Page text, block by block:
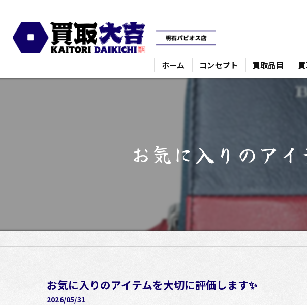
ホーム コンセプト 買取品目
お気に入りのア
お気に入りのアイテムを大切に評価します✨
2026/05/31